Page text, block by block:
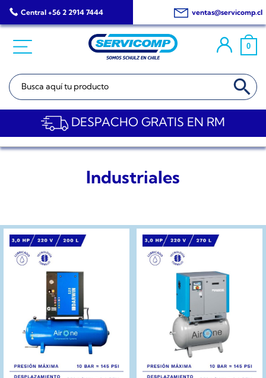
Saltar
al
Central +56 2 2914 7444 ventas@servicomp.cl
0
Buscar: BOTÓN DE
DESPACHO GRATIS EN RM
Industriales